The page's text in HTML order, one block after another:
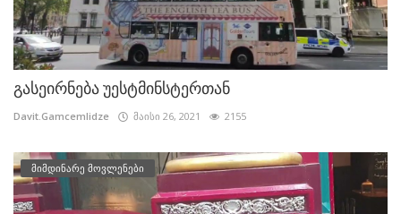
გასეირნება უესტმინსტერთან
Davit.Gamcemlidze მაისი 26, 2021 2155
მიმდინარე მოვლენები